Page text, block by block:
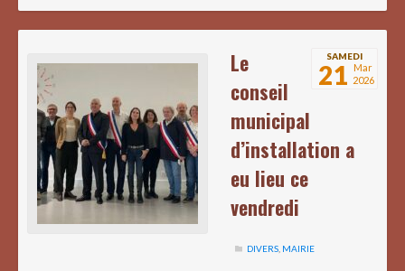
SAMEDI
21 Mar
2026
Le
conseil
municipal
d’installation a
eu lieu ce
vendredi
DIVERS MAIRIE